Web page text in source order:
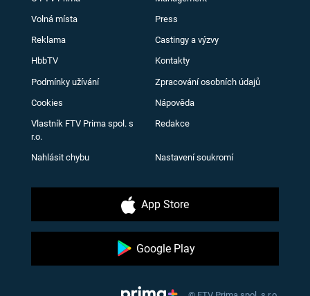
Volná místa Press
Reklama Castingy a výzvy
HbbTV Kontakty
Podmínky užívání Zpracování osobních údajů
Cookies Nápověda
Vlastník FTV Prima spol. s
r.o.
Redakce
Nahlásit chybu Nastavení soukromí
App Store
Google Play